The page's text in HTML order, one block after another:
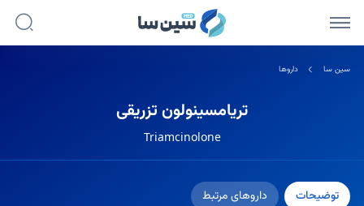
سین سا داروها
تریامسینولون تزریقی
Triamcinolone
توضیحات داروهای مرتبط